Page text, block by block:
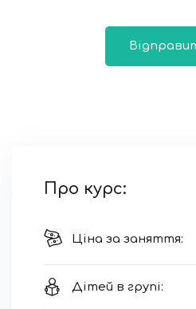
Про курс:
Ціна за заняття:
Дітей в групі: